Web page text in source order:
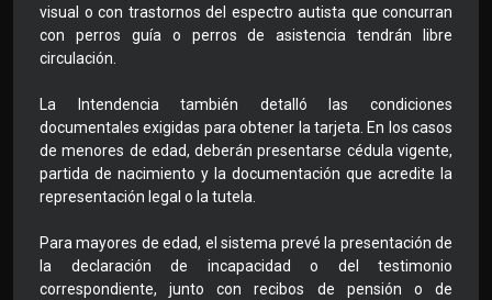
visual o con trastornos del espectro autista que concurran
con perros guía o perros de asistencia tendrán libre
circulación.
La Intendencia también detalló las condiciones
documentales exigidas para obtener la tarjeta. En los casos
de menores de edad, deberán presentarse cédula vigente,
partida de nacimiento y la documentación que acredite la
representación legal o la tutela.
Para mayores de edad, el sistema prevé la presentación de
la declaración de incapacidad o del testimonio
correspondiente, junto con recibos de pensión o de